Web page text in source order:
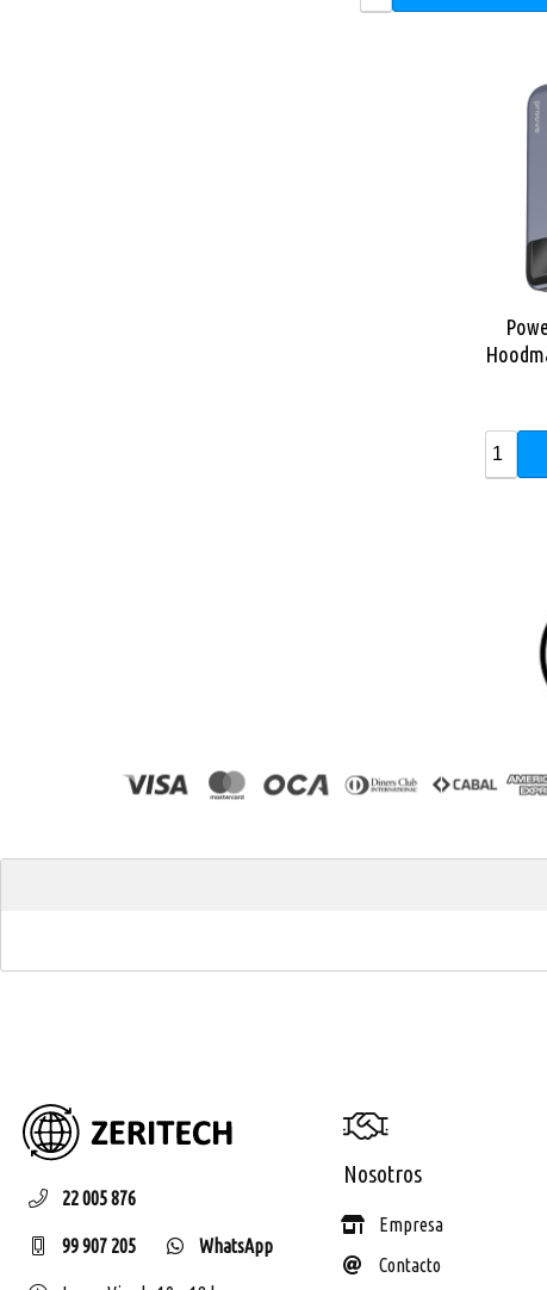
22 005 876
99 907 205 WhatsApp
Nosotros
Empresa
Contacto